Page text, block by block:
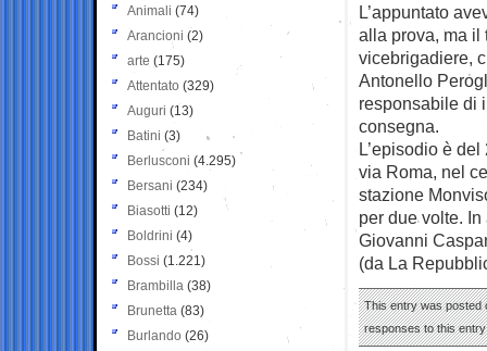
L’appuntato
alla prova, ma il
vicebrigadiere,
Antonello
responsabile di
consegna.
L’episodio è
via Roma, nel
stazione
per due volte.
Giovanni
(da La
This entry was posted
responses to this
Animali (74)
Arancioni (2)
arte (175)
Attentato (329)
Auguri (13)
Batini (3)
Berlusconi (4.295)
Bersani (234)
Biasotti (12)
Boldrini (4)
Bossi (1.221)
Brambilla (38)
Brunetta (83)
Burlando (26)